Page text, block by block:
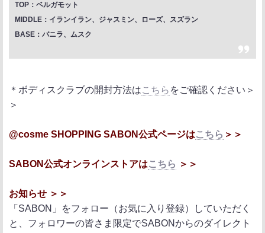
TOP：ベルガモット
MIDDLE：イランイラン、ジャスミン、ローズ、スズラン
BASE：バニラ、ムスク
＊ボディスクラブの開封方法はこちら をご確認ください＞
＞
@cosme SHOPPING SABON公式ページはこちら ＞＞
SABON公式オンラインストアはこちら ＞＞
お知らせ ＞＞
「SABON」をフォロー（お気に入り登録）していただく
と、フォロワーの皆さま限定でSABONからのダイレクト